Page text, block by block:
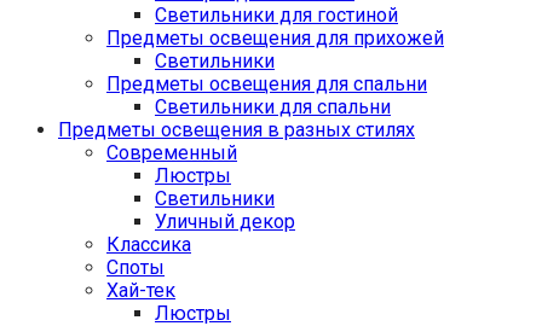
Светильники для гостиной
Предметы освещения для прихожей
Светильники
Предметы освещения для спальни
Светильники для спальни
Предметы освещения в разных стилях
Cовременный
Люстры
Светильники
Уличный декор
Классика
Споты
Хай-тек
Люстры